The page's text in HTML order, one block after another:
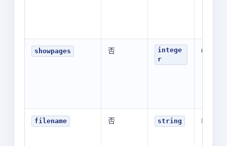
showpages 否
intege
r
0
filename 否 string N/A